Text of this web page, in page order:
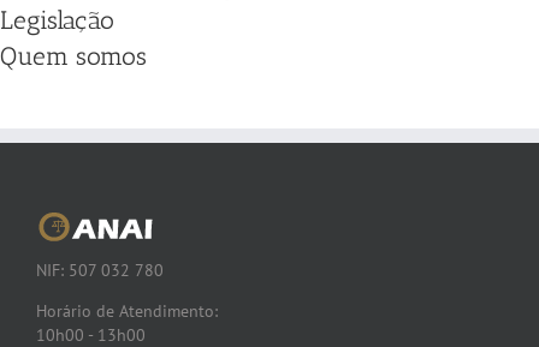
Legislação
Quem somos
NIF: 507 032 780
Horário de Atendimento:
10h00 - 13h00